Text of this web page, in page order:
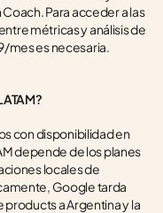
Para acceder a las
métricas y análisis de
mes es necesaria.
con disponibilidad en
depende de los planes
locales de
Google tarda
products a Argentina y la